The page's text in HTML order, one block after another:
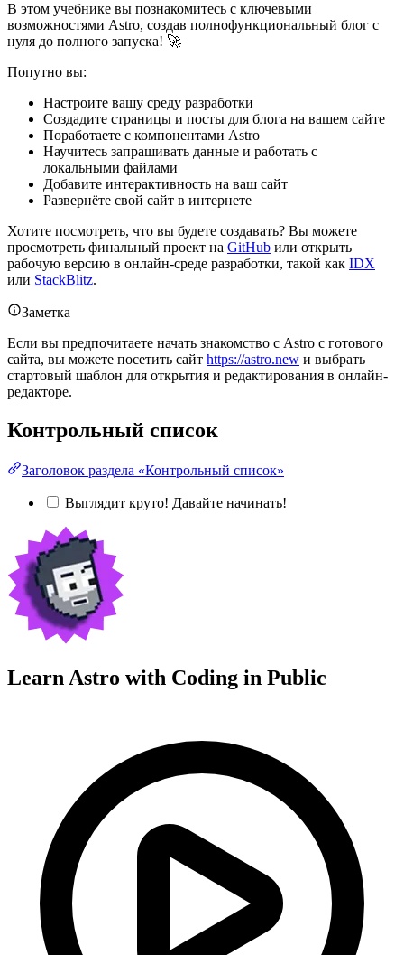
В этом учебнике вы познакомитесь с ключевыми
возможностями Astro, создав полнофункциональный блог с
нуля до полного запуска! 🚀
Попутно вы:
Настроите вашу среду разработки
Создадите страницы и посты для блога на вашем сайте
Поработаете с компонентами Astro
Научитесь запрашивать данные и работать с
локальными файлами
Добавите интерактивность на ваш сайт
Развернёте свой сайт в интернете
Хотите посмотреть, что вы будете создавать? Вы можете
просмотреть финальный проект на GitHub или открыть
рабочую версию в онлайн-среде разработки, такой как IDX
или StackBlitz.
Заметка
Если вы предпочитаете начать знакомство с Astro с готового
сайта, вы можете посетить сайт https://astro.new и выбрать
стартовый шаблон для открытия и редактирования в онлайн-
редакторе.
Контрольный список
Заголовок раздела «Контрольный список»
Выглядит круто! Давайте начинать!
Learn Astro with Coding in Public